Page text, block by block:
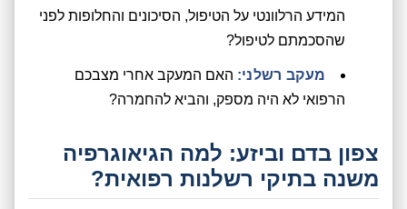
המידע הרלוונטי על הטיפול, הסיכונים והחלופות לפני
שהסכמתם לטיפול?
מעקב רשלני: האם המעקב אחרי מצבכם
הרפואי לא היה מספק, והביא להחמרה?
צפון בדם וביזע: למה הגיאוגרפיה
משנה בתיקי רשלנות רפואית?